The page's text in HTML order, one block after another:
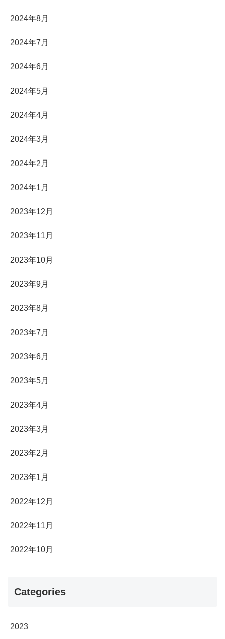
2024年8月
2024年7月
2024年6月
2024年5月
2024年4月
2024年3月
2024年2月
2024年1月
2023年12月
2023年11月
2023年10月
2023年9月
2023年8月
2023年7月
2023年6月
2023年5月
2023年4月
2023年3月
2023年2月
2023年1月
2022年12月
2022年11月
2022年10月
Categories
2023